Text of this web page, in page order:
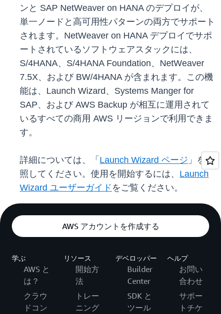
ンと SAP NetWeaver on HANA のデプロイが、
単一ノードと高可用性パターンの両方でサポート
されます。NetWeaver on HANA デプロイでサポ
ートされているソフトウェアスタックには、
S/4HANA、S/4HANA Foundation、NetWeaver
7.5X、および BW/4HANA が含まれます。この機
能は、Launch Wizard、Systems Manger for
SAP、および AWS Backup が相互に運用されて
いるすべての商用 AWS リージョンで利用できま
す。
詳細については、「 Launch Wizard ページ 」を参
照してください。使用を開始するには、 Launch
Wizard ユーザーガイド をご覧ください。
AWS アカウントを作成する
学ぶ
AWS と
は？
クラウ
ドコン
リソース
開始方
法
トレー
ニング
デベロッパー
Builder
Center
SDK と
ツール
ヘルプ
お問い
合わせ
サポー
トチケ